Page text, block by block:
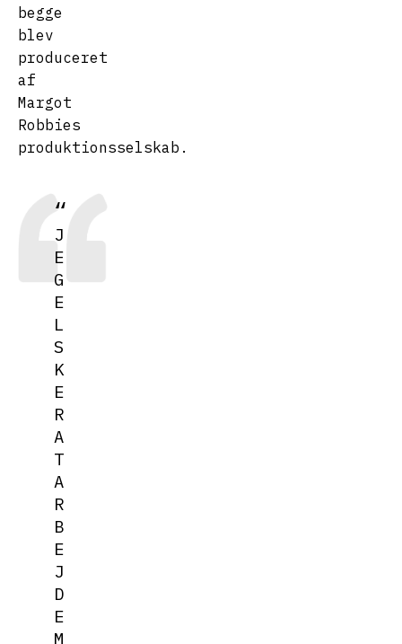
begge
blev
produceret
af
Margot
Robbies
produktionsselskab.
J
E
G
E
L
S
K
E
R
A
T
A
R
B
E
J
D
E
M